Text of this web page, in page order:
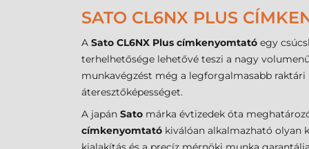
SATO CL6NX PLUS
A Sato CL6NX Plus címkenyomtató egy
terhelhetősége lehetővé teszi a nagy
munkavégzést még a legforgalmasabb raktári
áteresztőképességet.
A japán Sato márka évtizedek óta
címkenyomtató kiválóan alkalmazható olyan